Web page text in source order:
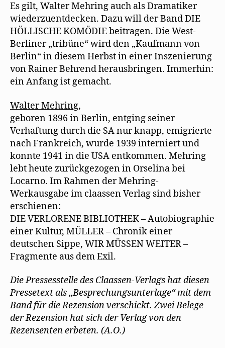
Es gilt, Walter Mehring auch als Dramatiker
wiederzuentdecken. Dazu will der Band DIE
HÖLLISCHE KOMÖDIE beitragen. Die West-
Berliner „tribüne“ wird den „Kaufmann von
Berlin“ in diesem Herbst in einer Inszenierung
von Rainer Behrend herausbringen. Immerhin:
ein Anfang ist gemacht.
Walter Mehring,
geboren 1896 in Berlin, entging seiner
Verhaftung durch die SA nur knapp, emigrierte
nach Frankreich, wurde 1939 interniert und
konnte 1941 in die USA entkommen. Mehring
lebt heute zurückgezogen in Orselina bei
Locarno. Im Rahmen der Mehring-
Werkausgabe im claassen Verlag sind bisher
erschienen:
DIE VERLORENE BIBLIOTHEK – Autobiographie
einer Kultur, MÜLLER – Chronik einer
deutschen Sippe, WIR MÜSSEN WEITER –
Fragmente aus dem Exil.
Die Pressesstelle des Claassen-Verlags hat diesen
Pressetext als „Besprechungsunterlage“ mit dem
Band für die Rezension verschickt. Zwei Belege
der Rezension hat sich der Verlag von den
Rezensenten erbeten. (A.O.)